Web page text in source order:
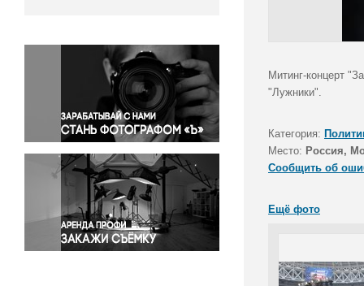
Окружающая среда
Политика
Правосудие
Происшествия и конфликты
Религия
Светская жизнь
Спорт
Экология
Экономика и бизнес
Митинг-концерт
"Лужники".
Категория:
Место: Россия,
Сообщить об
Ещё фото